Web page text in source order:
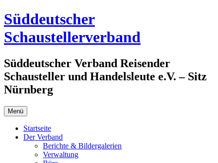
Zum
Inhalt
springen
Süddeutscher
Schaustellerverband
Süddeutscher Verband Reisender
Schausteller und Handelsleute e.V. – Sitz
Nürnberg
Menü
Startseite
Der Verband
Berichte & Bildergalerien
Verwaltung